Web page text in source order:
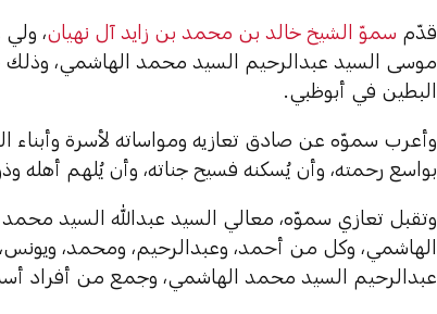
قدّم سموّ الشيخ خالد بن محمد بن زايد آل نهيان،
موسى السيد عبدالرحيم السيد محمد الهاشمي،
البطين في أبوظبي.
وأعرب سموّه عن صادق تعازيه ومواساته لأسرة وأبناء
بواسع رحمته، وأن يُسكنه فسيح جناته، وأن يُلهم أهله
وتقبل تعازي سموّه، معالي السيد عبدالله السيد
الهاشمي، وكل من أحمد، وعبدالرحيم، ومحمد، ويونس،
عبدالرحيم السيد محمد الهاشمي، وجمع من أفراد